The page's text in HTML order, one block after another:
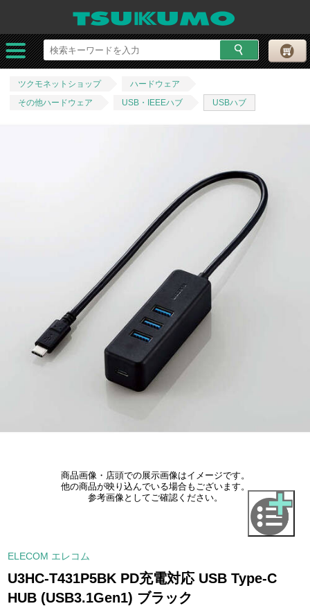
ツクモネットショップ
ハードウェア
その他ハードウェア
USB・IEEEハブ USBハブ
商品画像・店頭での展示画像はイメージです。
他の商品が映り込んでいる場合もございます。
参考画像としてご確認ください。
ELECOM エレコム
U3HC-T431P5BK PD充電対応 USB Type-C
HUB (USB3.1Gen1) ブラック